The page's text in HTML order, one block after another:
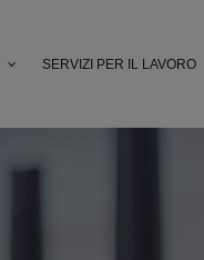
SERVIZI PER IL LAVORO